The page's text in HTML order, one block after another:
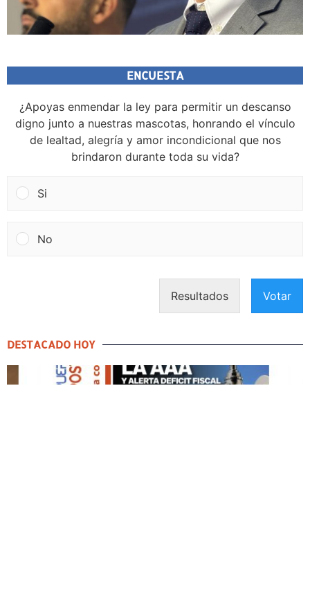
ENCUESTA
¿Apoyas enmendar la ley para permitir un descanso
digno junto a nuestras mascotas, honrando el vínculo
de lealtad, alegría y amor incondicional que nos
brindaron durante toda su vida?
Si
No
Resultados Votar
DESTACADO HOY